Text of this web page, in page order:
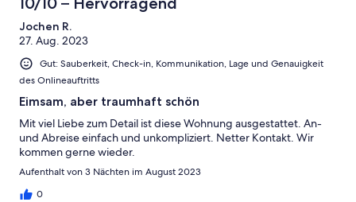
Jochen R.
27. Aug. 2023
Gut: Sauberkeit, Check-in, Kommunikation, Lage und Genauigkeit
des Onlineauftritts
Eimsam, aber traumhaft schön
Mit viel Liebe zum Detail ist diese Wohnung ausgestattet. An-
und Abreise einfach und unkompliziert. Netter Kontakt. Wir
kommen gerne wieder.
Aufenthalt von 3 Nächten im August 2023
0